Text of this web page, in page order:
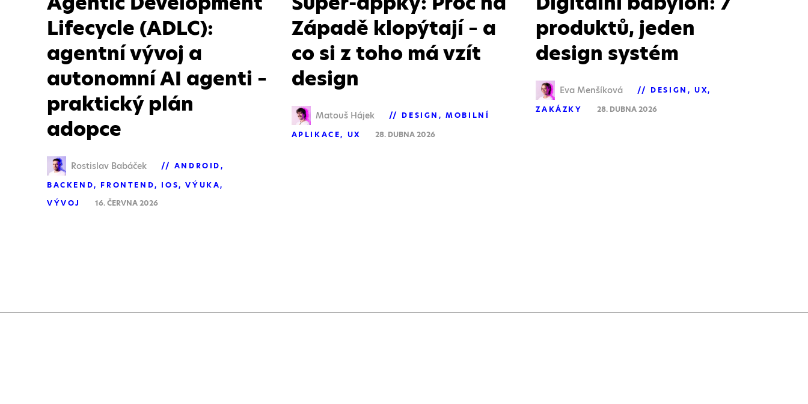
Lifecycle (ADLC):
agentní vývoj a
autonomní AI agenti –
praktický plán
adopce
Rostislav Babáček
ANDROID
BACKEND
FRONTEND IOS
VÝUKA
VÝVOJ
16. ČERVNA 2026
Západě klopýtají – a
co si z toho má vzít
design
Matouš Hájek DESIGN
MOBILNÍ
APLIKACE
UX 28. DUBNA 2026
produktů, jeden
design systém
Eva Menšíková DESIGN
UX
ZAKÁZKY
28. DUBNA 2026